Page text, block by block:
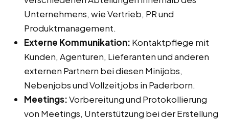
Unternehmens, wie Vertrieb, PR und
Produktmanagement.
Externe Kommunikation: Kontaktpflege mit
Kunden, Agenturen, Lieferanten und anderen
externen Partnern bei diesen Minijobs,
Nebenjobs und Vollzeitjobs in Paderborn.
Meetings:Vorbereitung und Protokollierung
von Meetings, Unterstützung bei der Erstellung